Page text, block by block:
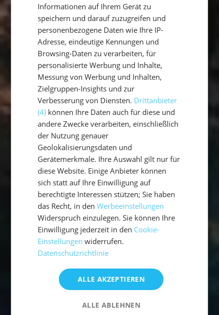
Informationen auf Ihrem Gerät zu
speichern und darauf zuzugreifen und
personenbezogene Daten wie Ihre IP-
Adresse, eindeutige Kennungen und
Browsing-Daten zu verarbeiten, für
personalisierte Werbung und Inhalte,
Messung von Werbung und Inhalten,
Zielgruppen-Insights und zur
Verbesserung von Diensten. Drittanbieter
(4) können Ihre Daten auch für diese und
andere Zwecke verarbeiten, einschließlich
der Nutzung genauer
Geolokalisierungsdaten und
Gerätemerkmale. Ihre Auswahl gilt nur für
diese Website. Einige Anbieter können
sich statt auf Ihre Einwilligung auf
berechtigte Interessen stützen; Sie haben
das Recht, in denWerbeeinstellungen
Widerspruch einzulegen. Sie können Ihre
Einwilligung jederzeit in den Cookie-
Einstellungen widerrufen.
Datenschutzrichtlinie
ALLE AKZEPTIEREN
ALLE ABLEHNEN